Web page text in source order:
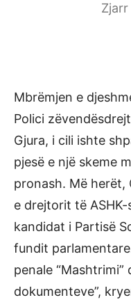
Mbrëmjen e
Polici
Gjura, i cili ishte
pjesë e një skeme
pronash. Më herët,
e drejtorit të
kandidat i Partisë
fundit
penale “Mashtrimi”
dokumenteve”,